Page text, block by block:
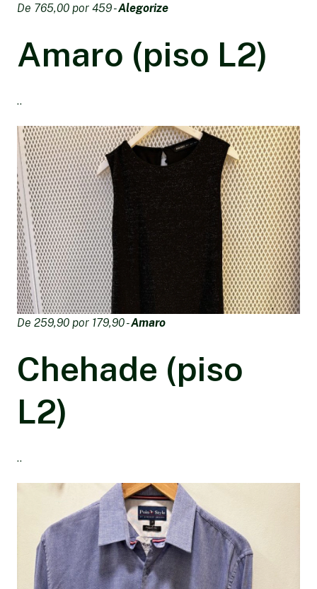
De 765,00 por 459 -Alegorize
Amaro (piso L2)
..
De 259,90 por 179,90 -Amaro
Chehade (piso
L2)
..